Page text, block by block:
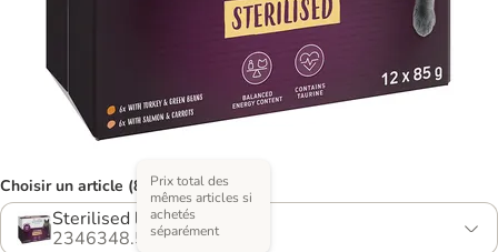
Choisir un article (8 variantes)
Sterilised lot mixte
2346348.5
Prix total des
mêmes articles si
achetés
séparément